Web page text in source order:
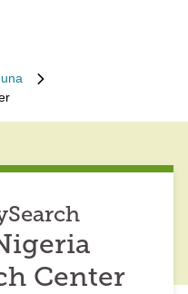
Center